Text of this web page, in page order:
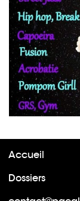
Accueil
Dossiers